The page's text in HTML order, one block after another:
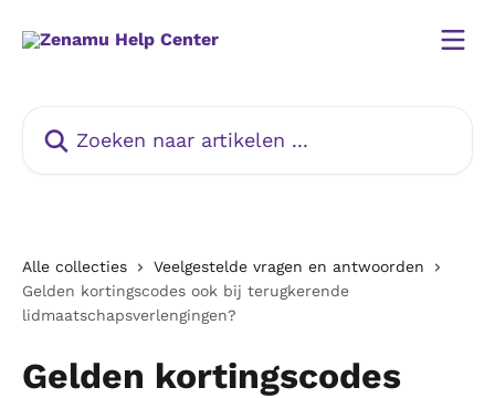
Alle collecties
Veelgestelde vragen en antwoorden
Gelden kortingscodes ook bij terugkerende
lidmaatschapsverlengingen?
Gelden kortingscodes